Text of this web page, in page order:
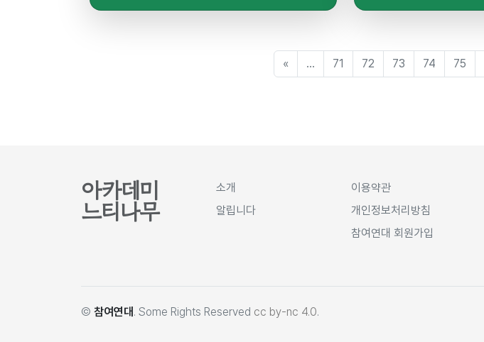
« ... 71 72 73 74 75
아카데미
느티나무
소개
알립니다
이용약관
개인정보처리방침
참여연대 회원가입
© 참여연대 . Some Rights Reserved cc by-nc 4.0.